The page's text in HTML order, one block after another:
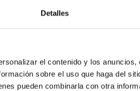
Detalles
el contenido y los
sobre el uso que haga del
pueden combinarla con otra